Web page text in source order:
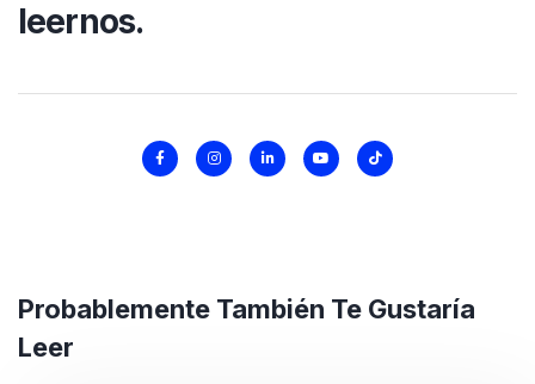
leernos.
Probablemente También Te Gustaría
Leer